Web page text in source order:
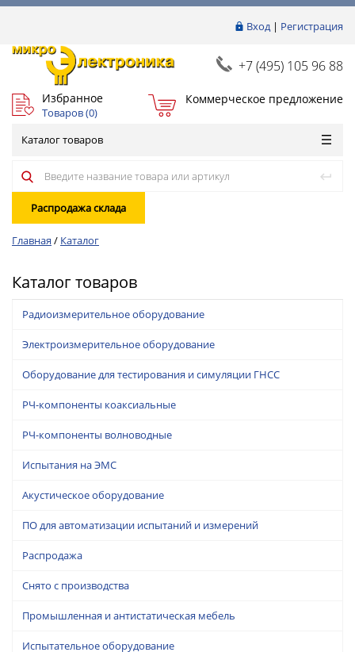
Вход| Регистрация
+7 (495) 105 96 88
Избранное
Товаров (0)
Коммерческое предложение
Каталог товаров
Распродажа склада
Главная / Каталог
Каталог товаров
Радиоизмерительное оборудование
Электроизмерительное оборудование
Оборудование для тестирования и симуляции ГНСС
РЧ-компоненты коаксиальные
РЧ-компоненты волноводные
Испытания на ЭМС
Акустическое оборудование
ПО для автоматизации испытаний и измерений
Распродажа
Снято с производства
Промышленная и антистатическая мебель
Испытательное оборудование